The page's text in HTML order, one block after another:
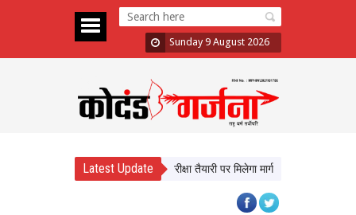
Sunday 9 August 2026
Latest Update
सीखेंगे यूपी के छात्र, करियर और परीक्षा तैयारी पर मिलेगा मार्गदर्शन